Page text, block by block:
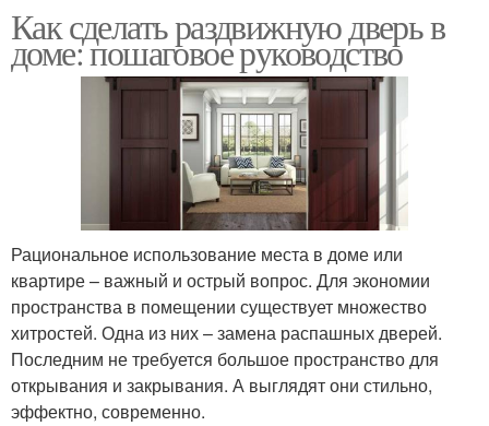
Как сделать раздвижную дверь в
доме: пошаговое руководство
Рациональное использование места в доме или
квартире – важный и острый вопрос. Для экономии
пространства в помещении существует множество
хитростей. Одна из них – замена распашных дверей.
Последним не требуется большое пространство для
открывания и закрывания. А выглядят они стильно,
эффектно, современно.